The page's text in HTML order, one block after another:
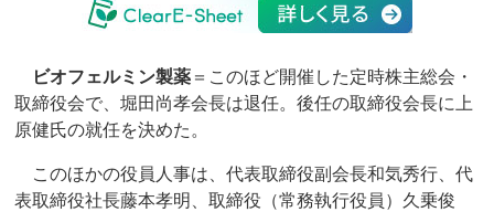
ビオフェルミン製薬 ＝このほど開催した定時株主総会・
取締役会で、堀田尚孝会長は退任。後任の取締役会長に上
原健氏の就任を決めた。
このほかの役員人事は、代表取締役副会長和気秀行、代
表取締役社長藤本孝明、取締役（常務執行役員）久乗俊